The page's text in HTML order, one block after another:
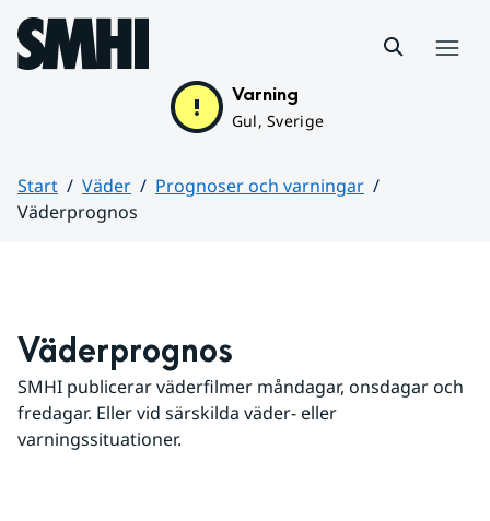
Hoppa till sidans innehåll
Varning
Gul, Sverige
Start Väder
Prognoser och varningar
Väderprognos
Väderprognos
SMHI publicerar väderfilmer måndagar, onsdagar och
fredagar. Eller vid särskilda väder- eller
varningssituationer.